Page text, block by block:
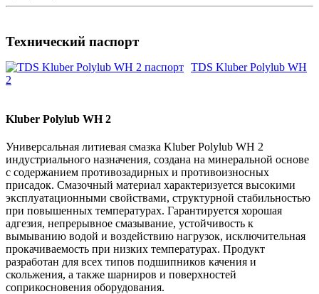
Технический паспорт
TDS Kluber Polylub WH
2
Kluber Polylub WH 2
Универсальная литиевая смазка Kluber Polylub WH 2
индустриального назначения, создана на минеральной основе
с содержанием противозадирных и противоизносных
присадок. Смазочный материал характеризуется высокими
эксплуатационными свойствами, структурной стабильностью
при повышенных температурах. Гарантируется хорошая
адгезия, непрерывное смазывание, устойчивость к
вымыванию водой и воздействию нагрузок, исключительная
прокачиваемость при низких температурах. Продукт
разработан для всех типов подшипников качения и
скольжения, а также шарниров и поверхностей
соприкосновения оборудования.